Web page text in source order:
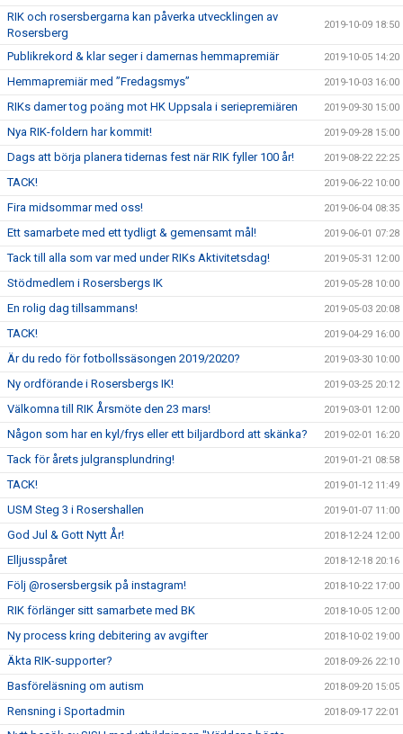
RIK och rosersbergarna kan påverka utvecklingen av
Rosersberg
2019-10-09 18:50
Publikrekord & klar seger i damernas hemmapremiär 2019-10-05 14:20
Hemmapremiär med ”Fredagsmys” 2019-10-03 16:00
RIKs damer tog poäng mot HK Uppsala i seriepremiären 2019-09-30 15:00
Nya RIK-foldern har kommit! 2019-09-28 15:00
Dags att börja planera tidernas fest när RIK fyller 100 år! 2019-08-22 22:25
TACK! 2019-06-22 10:00
Fira midsommar med oss! 2019-06-04 08:35
Ett samarbete med ett tydligt & gemensamt mål! 2019-06-01 07:28
Tack till alla som var med under RIKs Aktivitetsdag! 2019-05-31 12:00
Stödmedlem i Rosersbergs IK 2019-05-28 10:00
En rolig dag tillsammans! 2019-05-03 20:08
TACK! 2019-04-29 16:00
Är du redo för fotbollssäsongen 2019/2020? 2019-03-30 10:00
Ny ordförande i Rosersbergs IK! 2019-03-25 20:12
Välkomna till RIK Årsmöte den 23 mars! 2019-03-01 12:00
Någon som har en kyl/frys eller ett biljardbord att skänka? 2019-02-01 16:20
Tack för årets julgransplundring! 2019-01-21 08:58
TACK! 2019-01-12 11:49
USM Steg 3 i Rosershallen 2019-01-07 11:00
God Jul & Gott Nytt År! 2018-12-24 12:00
Elljusspåret 2018-12-18 20:16
Följ @rosersbergsik på instagram! 2018-10-22 17:00
RIK förlänger sitt samarbete med BK 2018-10-05 12:00
Ny process kring debitering av avgifter 2018-10-02 19:00
Äkta RIK-supporter? 2018-09-26 22:10
Basföreläsning om autism 2018-09-20 15:05
Rensning i Sportadmin 2018-09-17 22:01